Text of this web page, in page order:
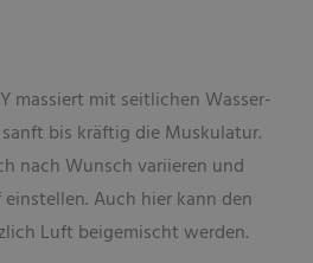
massiert mit seitlichen Wasser-
bis kräftig die Muskulatur.
nach Wunsch variieren und
Auch hier kann den
Luft beigemischt werden.